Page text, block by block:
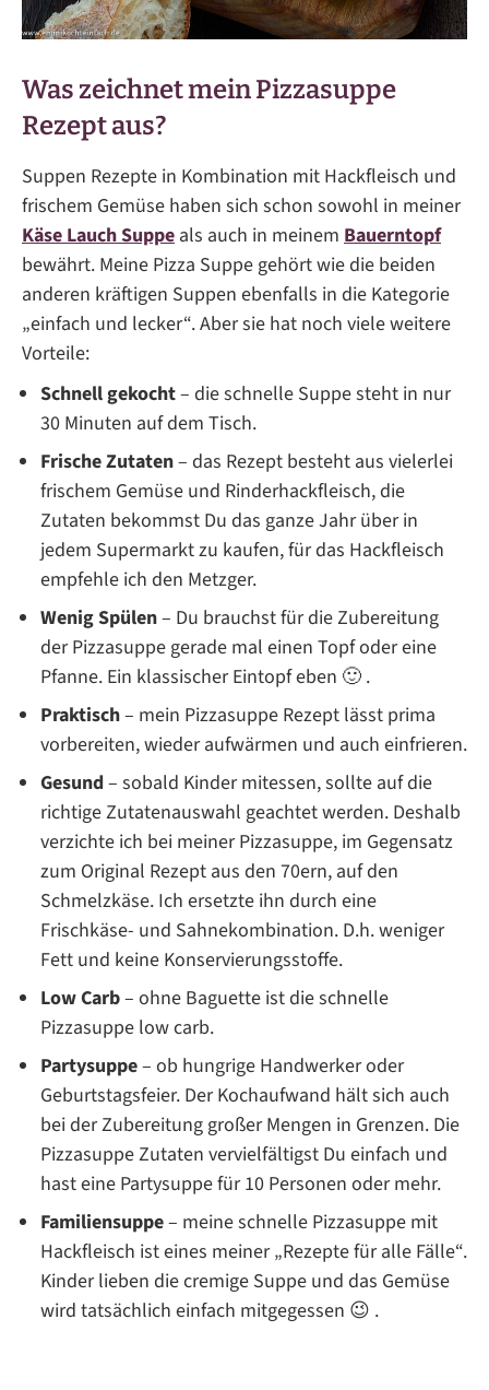
Was zeichnet mein Pizzasuppe
Rezept aus?
Suppen Rezepte in Kombination mit Hackfleisch und
frischem Gemüse haben sich schon sowohl in meiner
Käse Lauch Suppe als auch in meinem Bauerntopf
bewährt. Meine Pizza Suppe gehört wie die beiden
anderen kräftigen Suppen ebenfalls in die Kategorie
„einfach und lecker“. Aber sie hat noch viele weitere
Vorteile:
Schnell gekocht– die schnelle Suppe steht in nur
30 Minuten auf dem Tisch.
Frische Zutaten– das Rezept besteht aus vielerlei
frischem Gemüse und Rinderhackfleisch, die
Zutaten bekommst Du das ganze Jahr über in
jedem Supermarkt zu kaufen, für das Hackfleisch
empfehle ich den Metzger.
Wenig Spülen– Du brauchst für die Zubereitung
der Pizzasuppe gerade mal einen Topf oder eine
Pfanne. Ein klassischer Eintopf eben 🙂 .
Praktisch– mein Pizzasuppe Rezept lässt prima
vorbereiten, wieder aufwärmen und auch einfrieren.
Gesund– sobald Kinder mitessen, sollte auf die
richtige Zutatenauswahl geachtet werden. Deshalb
verzichte ich bei meiner Pizzasuppe, im Gegensatz
zum Original Rezept aus den 70ern, auf den
Schmelzkäse. Ich ersetzte ihn durch eine
Frischkäse- und Sahnekombination. D.h. weniger
Fett und keine Konservierungsstoffe.
Low Carb– ohne Baguette ist die schnelle
Pizzasuppe low carb.
Partysuppe– ob hungrige Handwerker oder
Geburtstagsfeier. Der Kochaufwand hält sich auch
bei der Zubereitung großer Mengen in Grenzen. Die
Pizzasuppe Zutaten vervielfältigst Du einfach und
hast eine Partysuppe für 10 Personen oder mehr.
Familiensuppe– meine schnelle Pizzasuppe mit
Hackfleisch ist eines meiner „Rezepte für alle Fälle“.
Kinder lieben die cremige Suppe und das Gemüse
wird tatsächlich einfach mitgegessen 😉 .